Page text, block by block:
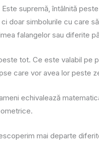
supremă, întâlnită
doar simbolurile cu
falangelor sau diferite
tot. Ce este valabil pe
care vor avea lor peste
echivalează
mai departe